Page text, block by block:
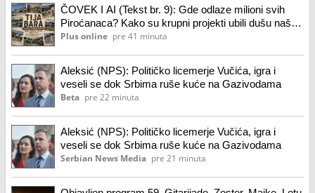
ČOVEK I AI (Tekst br. 9): Gde odlaze milioni svih
Piroćanaca? Kako su krupni projekti ubili dušu našeg
grada!
Plus online pre 41 minuta
Aleksić (NPS): Političko licemerje Vučića, igra i
veseli se dok Srbima ruše kuće na Gazivodama
Beta pre 22 minuta
Aleksić (NPS): Političko licemerje Vučića, igra i
veseli se dok Srbima ruše kuće na Gazivodama
Serbian News Media pre 21 minuta